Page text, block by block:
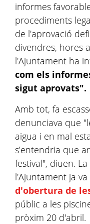
informes
procediments
de l'aprovació
divendres, hores
l'Ajuntament ha
com els
sigut aprovats".
Amb tot, fa
denunciava que
aigua i en mal
s’entendria que
festival", diuen.
l'Ajuntament ja
d'obertura de
públic a les
pròxim 20 d'abril.